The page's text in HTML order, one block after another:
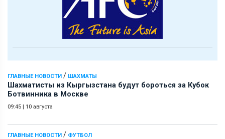
ГЛАВНЫЕ НОВОСТИ / ШАХМАТЫ
Шахматисты из Кыргызстана будут бороться за Кубок
Ботвинника в Москве
09:45 | 10 августа
ГЛАВНЫЕ НОВОСТИ / ФУТБОЛ